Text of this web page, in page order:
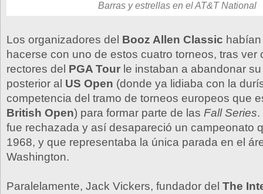
Barras y estrellas en el AT&T National
Los organizadores del Booz Allen Classic
hacerse con uno de estos cuatro torneos, tras ver
rectores del PGA Tour le instaban a abandonar
posterior al US Open (donde ya lidiaba con la
competencia del tramo de torneos europeos que
British Open) para formar parte de las Fall Series.
fue rechazada y así desapareció un campeonato
1968, y que representaba la única parada en el
Washington.
Paralelamente, Jack Vickers, fundador del The